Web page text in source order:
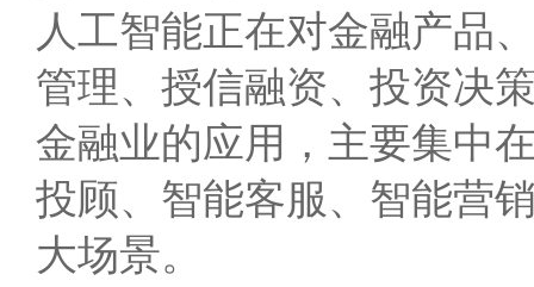
人工智能正在对金融产品
管理、授信融资、投资决
金融业的应用，主要集中
投顾、智能客服、智能营
大场景。